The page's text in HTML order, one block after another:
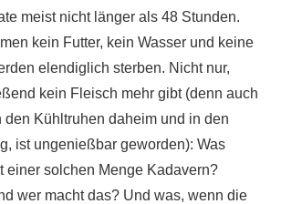
meist nicht länger als 48 Stunden.
kein Futter, kein Wasser und keine
elendiglich sterben. Nicht nur,
kein Fleisch mehr gibt (denn auch
den Kühltruhen daheim und in den
ist ungenießbar geworden): Was
einer solchen Menge Kadavern?
wer macht das? Und was, wenn die